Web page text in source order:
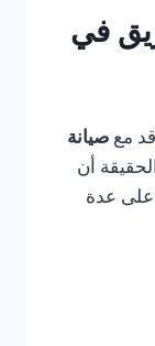
في
مع صيانة
أن
على عدة